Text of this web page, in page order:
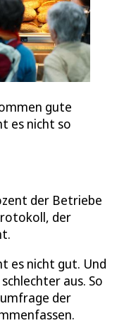
gute
es nicht so
der Betriebe
der
es nicht gut. Und
aus. So
der